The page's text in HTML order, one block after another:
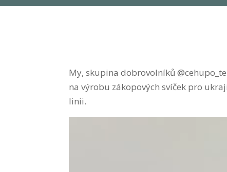
My, skupina dobrovolníků
na výrobu zákopových svíček pro
linii.